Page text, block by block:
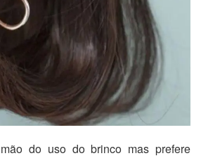
do uso do brinco mas prefere